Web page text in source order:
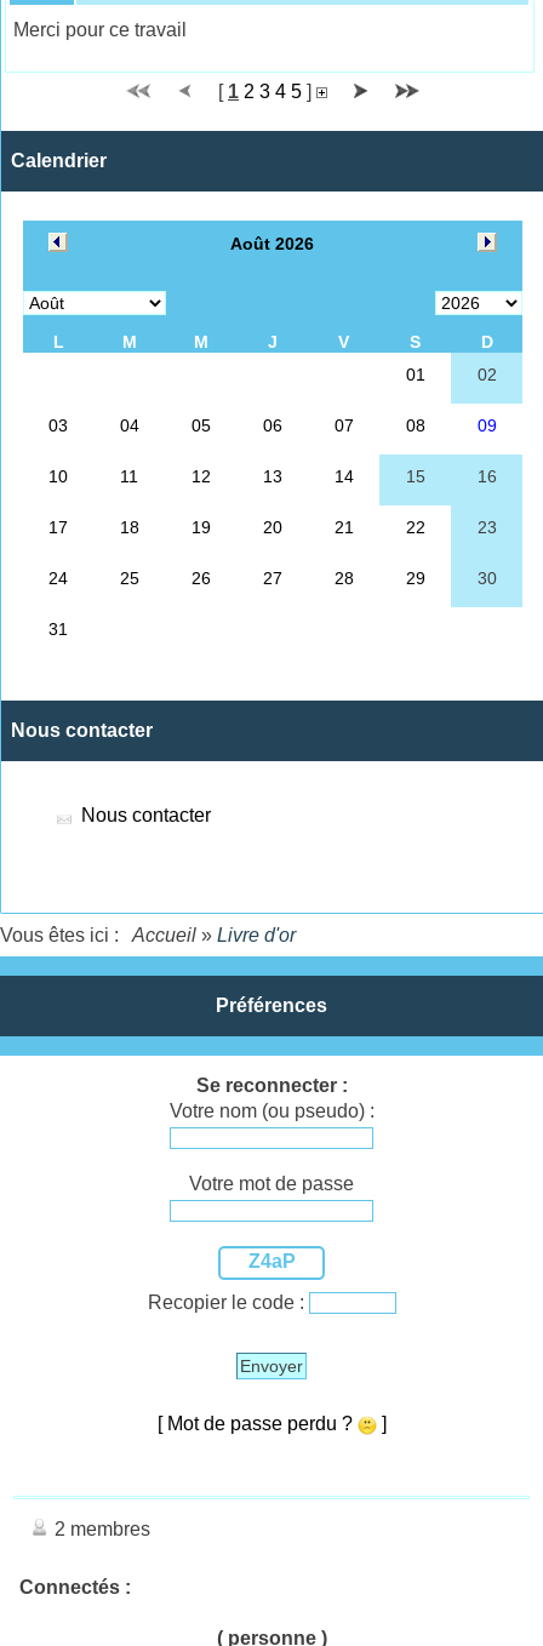
Merci pour ce travail
1 2 3 4 5
Calendrier
Nous contacter
Nous contacter
Vous êtes ici : Accueil » Livre d'or
Préférences
Se reconnecter :
Votre nom (ou pseudo) :
Votre mot de passe
Z4aP
Recopier le code :
Envoyer
[ Mot de passe perdu ? ]
2 membres
Connectés :
( personne )